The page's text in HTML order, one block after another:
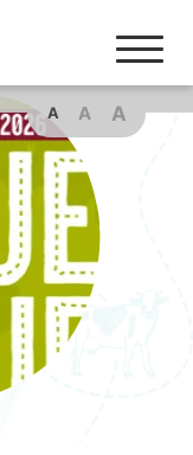
A A A